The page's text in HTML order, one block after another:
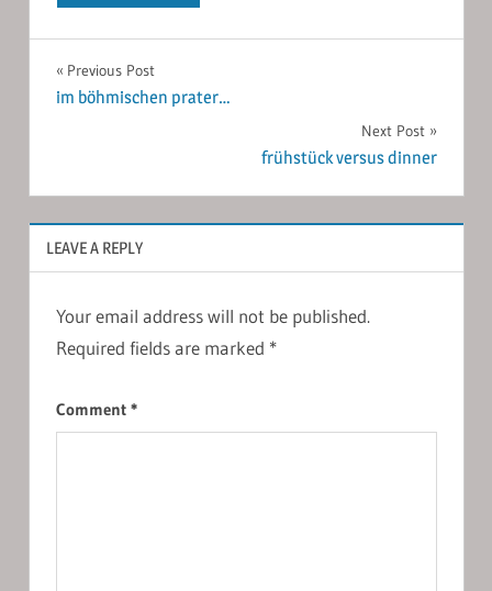
Post
navigation
Previous Post
im böhmischen prater…
Next Post
frühstück versus dinner
LEAVE A REPLY
Your email address will not be published.
Required fields are marked *
Comment *